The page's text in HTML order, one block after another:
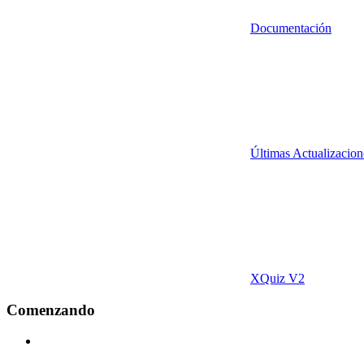
Documentación
Últimas
XQuiz V2
Comenzando